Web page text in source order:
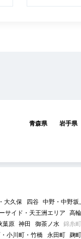
青森県 岩手県
大久保 四谷 中野・中野坂
サイド・天王洲エリア
高
葉原 神田 御茶ノ水 錦糸町
小川町・竹橋
永田町 麹